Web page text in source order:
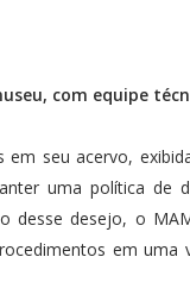
com equipe
seu acervo,
uma política de
desse desejo, o
em uma